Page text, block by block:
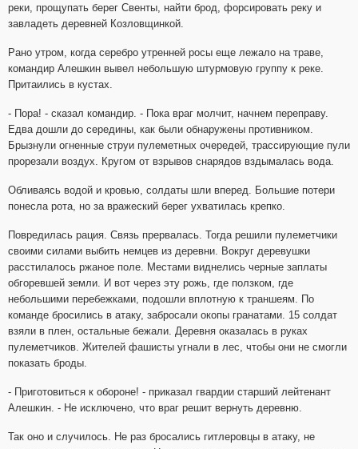
реки, прощупать берег Свенты, найти брод, форсировать реку и
завладеть деревней Козловщинкой.
Рано утром, когда серебро утренней росы еще лежало на траве,
командир Алешкин вывел небольшую штурмовую группу к реке.
Притаились в кустах.
- Пора! - сказал командир. - Пока враг молчит, начнем переправу.
Едва дошли до середины, как были обнаружены противником.
Брызнули огненные струи пулеметных очередей, трассирующие пули
прорезали воздух. Кругом от взрывов снарядов вздымалась вода.
Обливаясь водой и кровью, солдаты шли вперед. Большие потери
понесла рота, но за вражеский берег ухватилась крепко.
Повредилась рация. Связь прервалась. Тогда решили пулеметчики
своими силами выбить немцев из деревни. Вокруг деревушки
расстилалось ржаное поле. Местами виднелись черные заплаты
обгоревшей земли. И вот через эту рожь, где ползком, где
небольшими перебежками, подошли вплотную к траншеям. По
команде бросились в атаку, забросали окопы гранатами. 15 солдат
взяли в плен, остальные бежали. Деревня оказалась в руках
пулеметчиков. Жителей фашисты угнали в лес, чтобы они не смогли
показать броды.
- Приготовиться к обороне! - приказал гвардии старший лейтенант
Алешкин. - Не исключено, что враг решит вернуть деревню.
Так оно и случилось. Не раз бросались гитлеровцы в атаку, не